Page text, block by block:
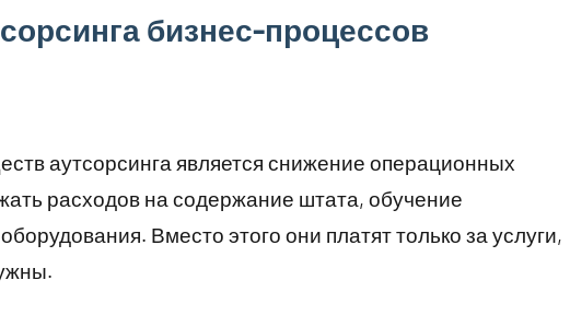
бизнес-процессов
аутсорсинга является снижение операционных
расходов на содержание штата, обучение
Вместо этого они платят только за услуги,